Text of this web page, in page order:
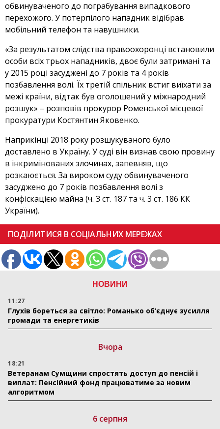
НОВИНИ
11:27
Глухів бореться за світло: Романько об’єднує зусилля
громади та енергетиків
Вчора
18:21
Ветеранам Сумщини спростять доступ до пенсій і
виплат: Пенсійний фонд працюватиме за новим
алгоритмом
6 серпня
обвинуваченого до пограбування випадкового
перехожого. У потерпілого нападник відібрав
мобільний телефон та навушники.
«За результатом слідства правоохоронці встановили
особи всіх трьох нападників, двоє були затримані та
у 2015 році засуджені до 7 років та 4 років
позбавлення волі. Їх третій спільник встиг виїхати за
межі країни, відтак був оголошений у міжнародний
розшук» – розповів прокурор Роменської місцевої
прокуратури Костянтин Яковенко.
Наприкінці 2018 року розшукуваного було
доставлено в Україну. У суді він визнав свою провину
в інкримінованих злочинах, запевняв, що
розкаюється. За вироком суду обвинуваченого
засуджено до 7 років позбавлення волі з
конфіскацією майна (ч. 3 ст. 187 та ч. 3 ст. 186 КК
України).
ПОДІЛИТИСЯ В СОЦІАЛЬНИХ МЕРЕЖАХ